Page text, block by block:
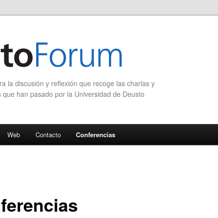
la discusión y reflexión que recoge las charlas y
han pasado por la Universidad de Deusto
Web Contacto Conferencias